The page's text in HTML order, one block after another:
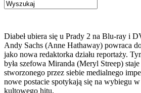
Diabeł ubiera się u Prady 2 na Blu-ray i
Andy Sachs (Anne Hathaway) powraca
jako nowa redaktorka działu reportaży.
była szefowa Miranda (Meryl Streep)
stworzonego przez siebie medialnego
nowe postacie spotykają się na wybiegu
kultowego hitu.